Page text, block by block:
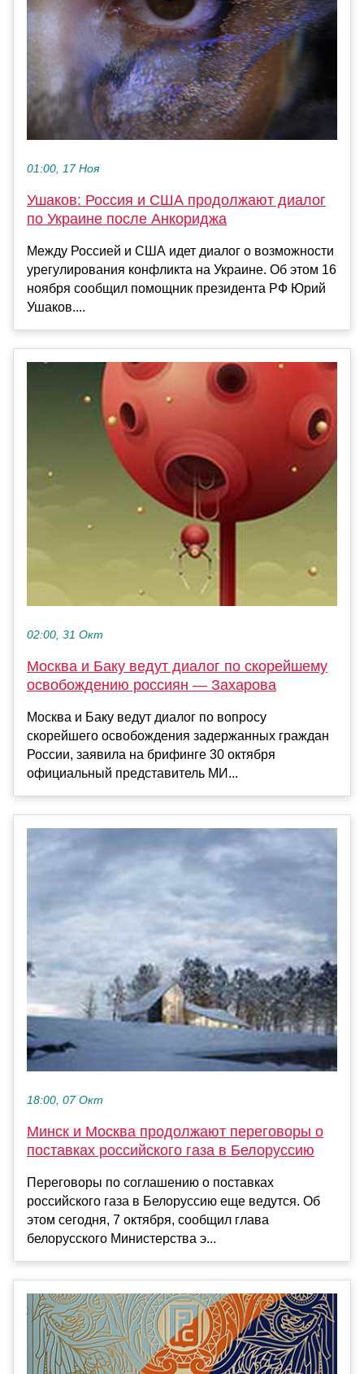
01:00, 17 Ноя
Ушаков: Россия и США продолжают диалог
по Украине после Анкориджа
Между Россией и США идет диалог о возможности
урегулирования конфликта на Украине. Об этом 16
ноября сообщил помощник президента РФ Юрий
Ушаков....
02:00, 31 Окт
Москва и Баку ведут диалог по скорейшему
освобождению россиян — Захарова
Москва и Баку ведут диалог по вопросу
скорейшего освобождения задержанных граждан
России, заявила на брифинге 30 октября
официальный представитель МИ...
18:00, 07 Окт
Минск и Москва продолжают переговоры о
поставках российского газа в Белоруссию
Переговоры по соглашению о поставках
российского газа в Белоруссию еще ведутся. Об
этом сегодня, 7 октября, сообщил глава
белорусского Министерства э...